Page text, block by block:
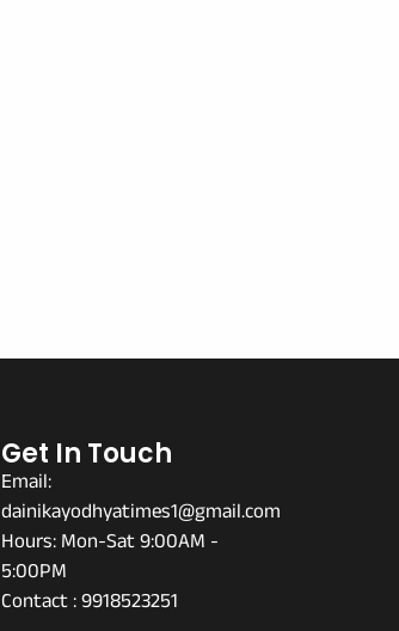
Get In Touch
Email:
dainikayodhyatimes1@gmail.com
Hours: Mon-Sat 9:00AM -
5:00PM
Contact : 9918523251